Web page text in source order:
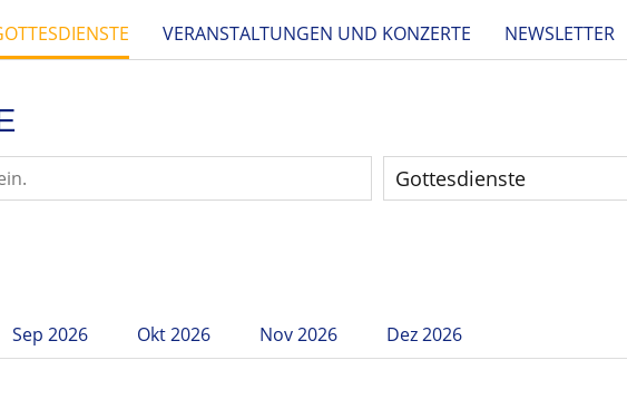
VERANSTALTUNGEN UND KONZERTE NEWSLETTER
Gottesdienste
Sep 2026 Okt 2026 Nov 2026 Dez 2026